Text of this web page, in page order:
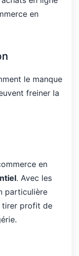
en
le manque
freiner la
en
. Avec les
particulière
tirer profit de